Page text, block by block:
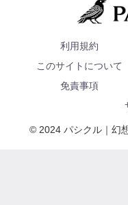
利用規約
このサイトについて
免責事項
© 2024 パシクル｜幻